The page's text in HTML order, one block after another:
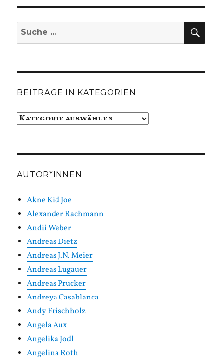
Suche
nach:
BEITRÄGE IN KATEGORIEN
Beiträge
AUTOR*INNEN
Akne Kid Joe
Alexander Rachmann
Andii Weber
Andreas Dietz
Andreas J.N. Meier
Andreas Lugauer
Andreas Prucker
Andreya Casablanca
Andy Frischholz
Angela Aux
Angelika Jodl
Angelina Roth